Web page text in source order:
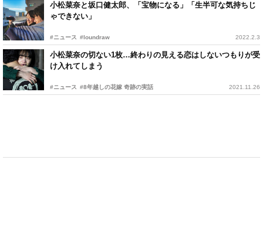
小松菜奈と坂口健太郎、「宝物になる」「生半可な気持ちじ
ゃできない」
#ニュース #loundraw 2022.2.3
小松菜奈の切ない1枚…終わりの見える恋はしないつもりが受
け入れてしまう
#ニュース #8年越しの花嫁 奇跡の実話 2021.11.26